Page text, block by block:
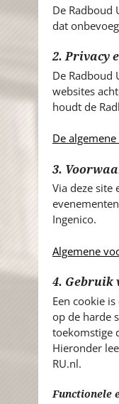
De Radboud
dat
2. Privacy
De Radboud
websites
houdt de
De
3.
Via deze
Ingenico.
Algemene
4. Gebruik
Een cookie
op de harde
toekomstige
Hieronder
RU.nl.
Functionele